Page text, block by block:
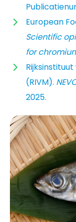
European
Scientific
for
(RIVM).
2025.